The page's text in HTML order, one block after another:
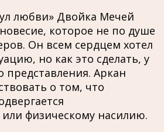
любви» Двойка Мечей
которое не по душе
Он всем сердцем хотел
но как это сделать, у
представления. Аркан
о том, что
физическому насилию.